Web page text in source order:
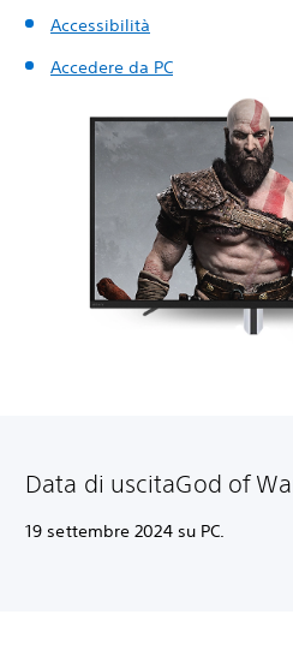
Accessibilità
Accedere da PC
Data di uscitaGod of
19 settembre 2024 su PC.